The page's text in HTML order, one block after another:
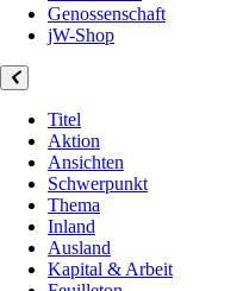
Genossenschaft
jW-Shop
Titel
Aktion
Ansichten
Schwerpunkt
Thema
Inland
Ausland
Kapital & Arbeit